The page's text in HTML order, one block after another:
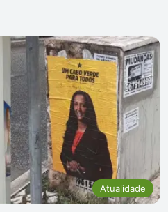
Atualidade